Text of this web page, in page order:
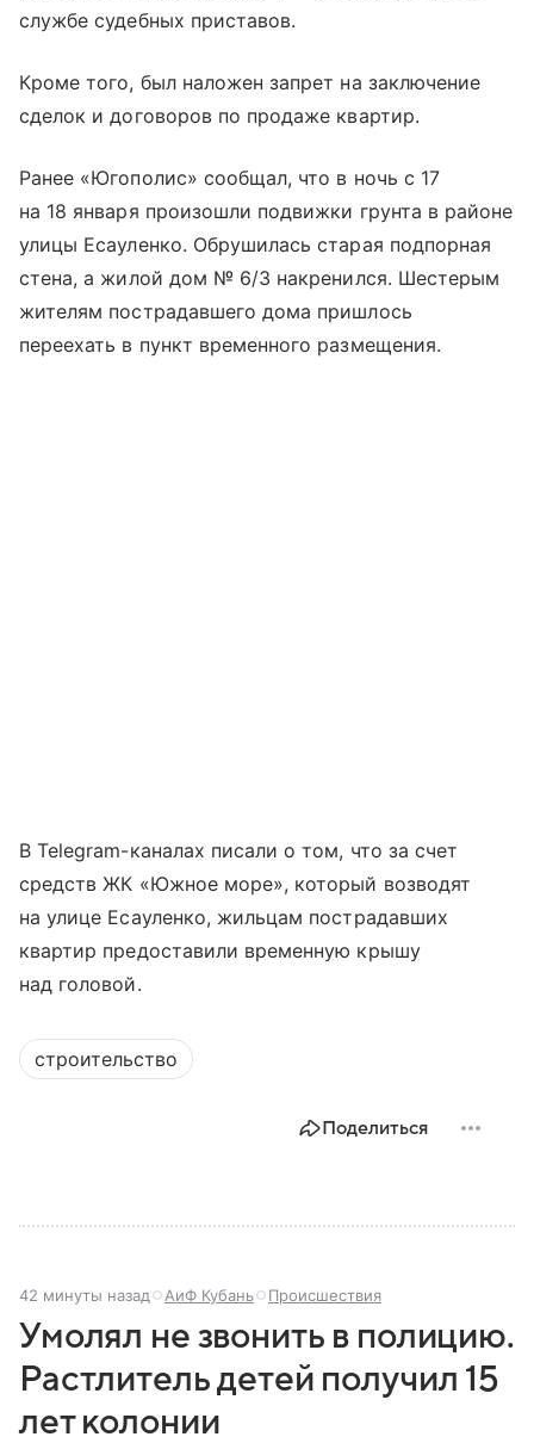
службе судебных приставов.
Кроме того, был наложен запрет на заключение
сделок и договоров по продаже квартир.
Ранее «Югополис» сообщал, что в ночь с 17
на 18 января произошли подвижки грунта в районе
улицы Есауленко. Обрушилась старая подпорная
стена, а жилой дом № 6/3 накренился. Шестерым
жителям пострадавшего дома пришлось
переехать в пункт временного размещения.
В Telegram-каналах писали о том, что за счет
средств ЖК «Южное море», который возводят
на улице Есауленко, жильцам пострадавших
квартир предоставили временную крышу
над головой.
строительство
Поделиться
42 минуты назад АиФ Кубань Происшествия
Умолял не звонить в полицию.
Растлитель детей получил 15
лет колонии